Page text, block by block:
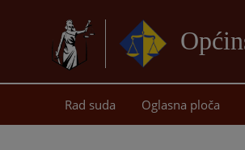
Rad suda Oglasna ploča